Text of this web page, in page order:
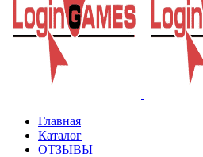
Главная
Каталог
ОТЗЫВЫ